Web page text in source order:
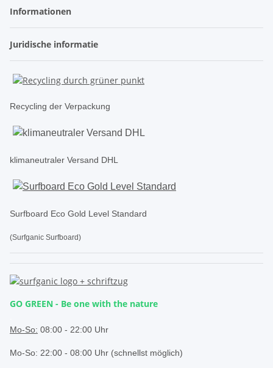
Informationen
Juridische informatie
Recycling der Verpackung
klimaneutraler Versand DHL
Surfboard Eco Gold Level Standard
(Surfganic Surfboard)
GO GREEN - Be one with the nature
Mo-So: 08:00 - 22:00 Uhr
Mo-So: 22:00 - 08:00 Uhr (schnellst möglich)